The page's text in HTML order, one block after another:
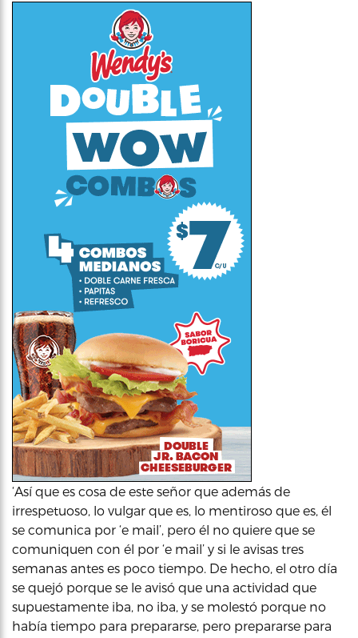
‘Así que es cosa de este señor que además de
irrespetuoso, lo vulgar que es, lo mentiroso que es, él
se comunica por ‘e mail’, pero él no quiere que se
comuniquen con él por ‘e mail’ y si le avisas tres
semanas antes es poco tiempo. De hecho, el otro día
se quejó porque se le avisó que una actividad que
supuestamente iba, no iba, y se molestó porque no
había tiempo para prepararse, pero prepararse para